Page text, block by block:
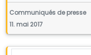
Communiqués de presse
11. mai 2017